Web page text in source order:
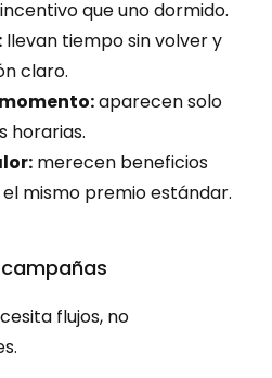
que uno dormido.
llevan tiempo sin volver y
claro.
aparecen solo
horarias.
merecen beneficios
mismo premio estándar.
flujos, no